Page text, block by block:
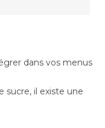
dans vos menus
sucre, il existe une